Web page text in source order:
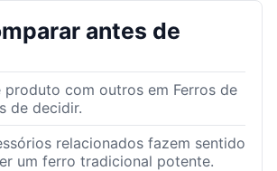
antes de
produto com outros em Ferros de
de decidir.
relacionados fazem sentido
um ferro tradicional potente.